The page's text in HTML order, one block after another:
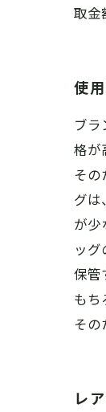
取金
使
ブ
格が
その
グは
が少
ッ
保管
もち
その
レ